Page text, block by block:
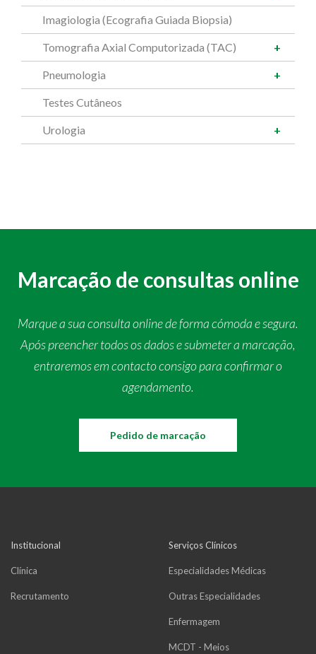
Imagiologia (Ecografia Guiada Biopsia)
Tomografia Axial Computorizada (TAC)
Pneumologia
Testes Cutâneos
Urologia
Marcação de consultas online
Marque a sua consulta online de forma cómoda e segura.
Após preencher todos os dados e submeter a marcação,
entraremos em contacto consigo para confirmar o
agendamento.
Pedido de marcação
Institucional
Clínica
Recrutamento
Serviços Clínicos
Especialidades Médicas
Outras Especialidades
Enfermagem
MCDT - Meios